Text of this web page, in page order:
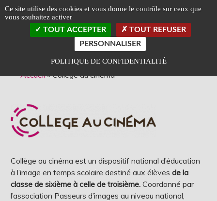
Classé Art et Essai
Label Jeune Public
Accueil»Collège au cinéma
Collège au cinéma est un dispositif national d’éducation
à l’image en temps scolaire destiné aux élèvesde la
classe de sixième à celle de troisième. Coordonné par
l’association Passeurs d’images au niveau national,
Panneau de gestion des cookies
Ce site utilise des cookies et vous donne le contrôle sur ceux que
vous souhaitez activer
TOUT ACCEPTER
TOUT REFUSER
PERSONNALISER
POLITIQUE DE CONFIDENTIALITÉ